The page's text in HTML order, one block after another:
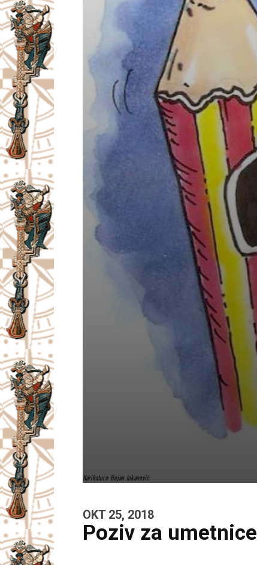
Karikatura: Bojan Jokanović
OKT 25, 2018
Poziv za umetnice